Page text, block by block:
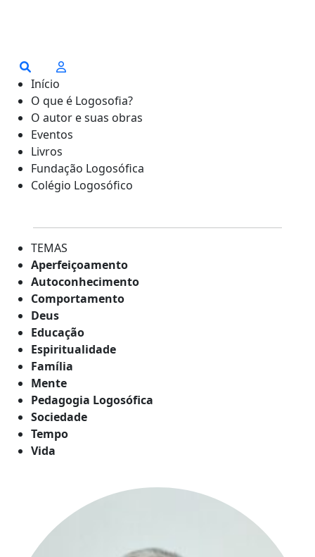
Início
O que é Logosofia?
O autor e suas obras
Eventos
Livros
Fundação Logosófica
Colégio Logosófico
TEMAS
Aperfeiçoamento
Autoconhecimento
Comportamento
Deus
Educação
Espiritualidade
Família
Mente
Pedagogia Logosófica
Sociedade
Tempo
Vida